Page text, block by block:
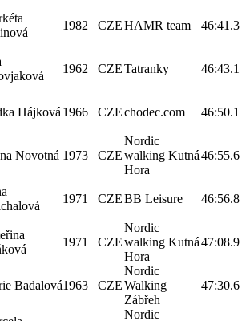
1982 CZEHAMR team 46:41.3
1962 CZETatranky 46:43.1
Hájková 1966 CZEchodec.com 46:50.1
Novotná 1973 CZE
Nordic
walking Kutná
Hora
46:55.6
1971 CZEBB Leisure 46:56.8
1971 CZE
Nordic
walking Kutná
Hora
47:08.9
Badalová1963 CZE
Nordic
Walking
Zábřeh
47:30.6
Nordic